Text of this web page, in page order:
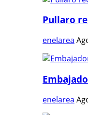
Pullaro
enelarea
enelarea